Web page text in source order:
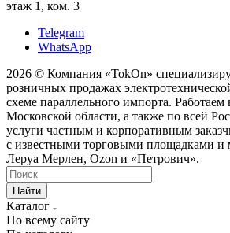
этаж 1, ком. 3
Telegram
WhatsApp
2026 © Компания «TokOn»
розничных продажах
схеме параллельного импорта.
Московской области, а также по всей
услуги частным и корпоративным
с известными торговыми площадками и
Леруа Мерлен, Ozon и «Петрович».
Найти
Каталог
По всему сайту